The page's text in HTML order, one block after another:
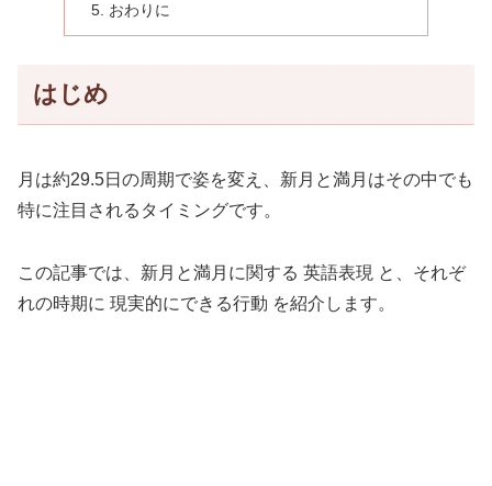
おわりに
はじめ
月は約29.5日の周期で姿を変え、新月と満月はその中でも
特に注目されるタイミングです。
この記事では、新月と満月に関する 英語表現 と、それぞ
れの時期に 現実的にできる行動 を紹介します。